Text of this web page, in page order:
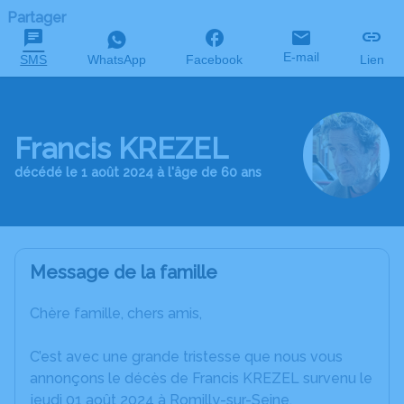
Partager
SMS WhatsApp Facebook E-mail Lien
Francis KREZEL
décédé le 1 août 2024 à l'âge de 60 ans
Message de la famille
Chère famille, chers amis,
C’est avec une grande tristesse que nous vous
annonçons le décès de Francis KREZEL survenu le
jeudi 01 août 2024 à Romilly-sur-Seine.